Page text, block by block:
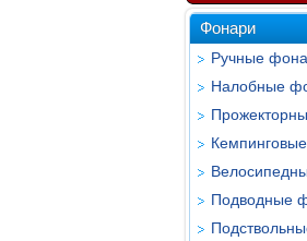
Фонари
Ручные
Налобные
Подводные